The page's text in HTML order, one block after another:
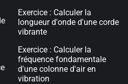
Exercice : Calculer la
longueur d'onde d'une corde
vibrante
Exercice : Calculer la
fréquence fondamentale
d'une colonne d'air en
vibration